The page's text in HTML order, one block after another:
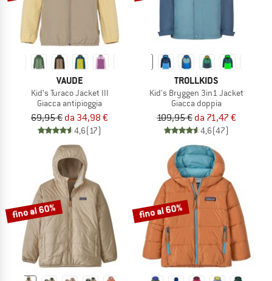
VAUDE
Kid's Turaco Jacket III
Giacca antipioggia
69,95 € da 34,98 €
4,6(17)
TROLLKIDS
Kid's Bryggen 3in1 Jacket
Giacca doppia
109,95 € da 71,47 €
4,6(47)
fino al 60% fino al 60%